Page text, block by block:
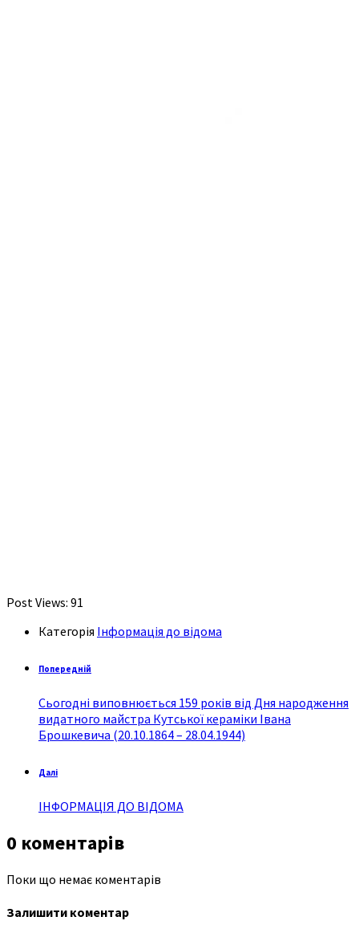
Post Views: 91
Категорія Інформація до відома
Попередній
Сьогодні виповнюється 159 років від Дня народження
видатного майстра Кутської кераміки Івана
Брошкевича (20.10.1864 – 28.04.1944)
Далі
ІНФОРМАЦІЯ ДО ВІДОМА
0 коментарів
Поки що немає коментарів
Залишити коментар